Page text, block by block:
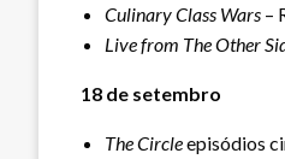
Culinary Class Wars –
Live from The Other
18 de setembro
The Circleepisódios